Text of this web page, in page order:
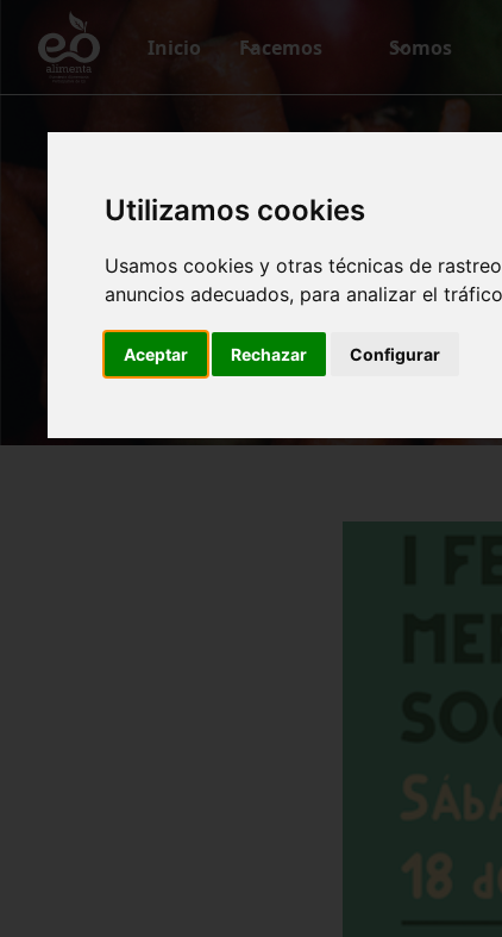
Utilizamos cookies
Usamos cookies y otras técnicas de
anuncios adecuados, para analizar el
Aceptar Rechazar Configurar
Inicio Facemos Somos
Eo